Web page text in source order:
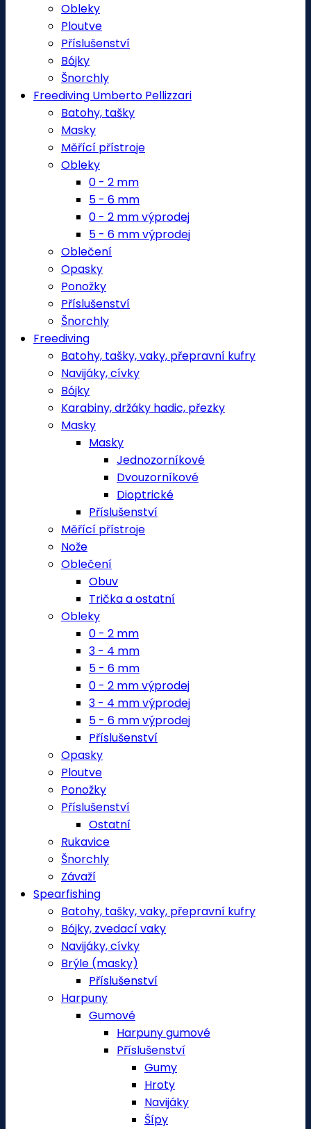
Obleky
Ploutve
Příslušenství
Bójky
Šnorchly
Freediving Umberto Pellizzari
Batohy, tašky
Masky
Měřící přístroje
Obleky
0 - 2 mm
5 - 6 mm
0 - 2 mm výprodej
5 - 6 mm výprodej
Oblečení
Opasky
Ponožky
Příslušenství
Šnorchly
Freediving
Batohy, tašky, vaky, přepravní kufry
Navijáky, cívky
Bójky
Karabiny, držáky hadic, přezky
Masky
Masky
Jednozorníkové
Dvouzorníkové
Dioptrické
Příslušenství
Měřící přístroje
Nože
Oblečení
Obuv
Trička a ostatní
Obleky
0 - 2 mm
3 - 4 mm
5 - 6 mm
0 - 2 mm výprodej
3 - 4 mm výprodej
5 - 6 mm výprodej
Příslušenství
Opasky
Ploutve
Ponožky
Příslušenství
Ostatní
Rukavice
Šnorchly
Závaží
Spearfishing
Batohy, tašky, vaky, přepravní kufry
Bójky, zvedací vaky
Navijáky, cívky
Brýle (masky)
Příslušenství
Harpuny
Gumové
Harpuny gumové
Příslušenství
Gumy
Hroty
Navijáky
Šípy